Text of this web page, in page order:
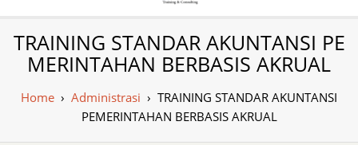
Pusat Pelatihan
dan Sertifikasi –
Daftar Training
Indonesia
Sertifikasi di Indonesia
TRAINING STANDAR AKUNTANSI PE
MERINTAHAN BERBASIS AKRUAL
Home › Administrasi › TRAINING STANDAR AKUNTANSI
PEMERINTAHAN BERBASIS AKRUAL